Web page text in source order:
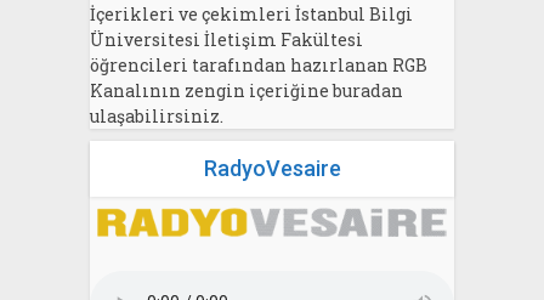
İçerikleri ve çekimleri İstanbul Bilgi
Üniversitesi İletişim Fakültesi
öğrencileri tarafından hazırlanan RGB
Kanalının zengin içeriğine buradan
ulaşabilirsiniz.
RadyoVesaire